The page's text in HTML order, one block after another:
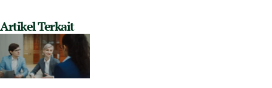
Artikel Terkait